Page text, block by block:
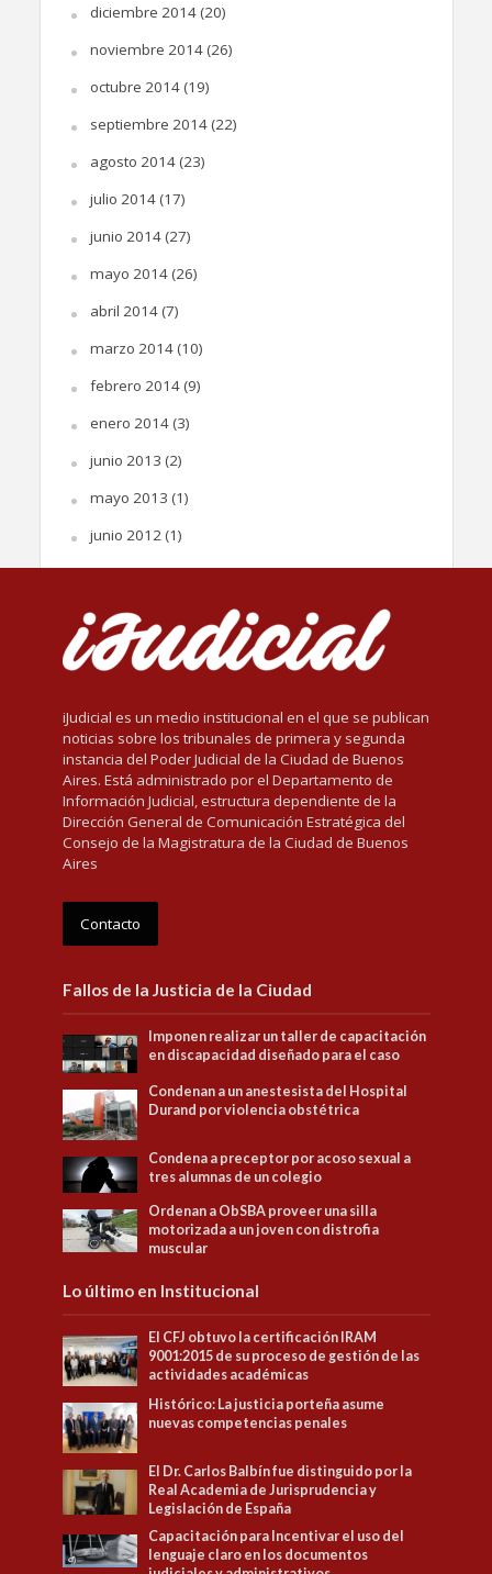
diciembre 2014(20)
noviembre 2014(26)
octubre 2014(19)
septiembre 2014(22)
agosto 2014(23)
julio 2014(17)
junio 2014(27)
mayo 2014(26)
abril 2014(7)
marzo 2014(10)
febrero 2014(9)
enero 2014(3)
junio 2013 (2)
mayo 2013 (1)
junio 2012(1)
iJudicial es un medio institucional en el que se publican
noticias sobre los tribunales de primera y segunda
instancia del Poder Judicial de la Ciudad de Buenos
Aires. Está administrado por el Departamento de
Información Judicial, estructura dependiente de la
Dirección General de Comunicación Estratégica del
Consejo de la Magistratura de la Ciudad de Buenos
Aires
Contacto
Fallos de la Justicia de la Ciudad
Imponen realizar un taller de capacitación
en discapacidad diseñado para el caso
Condenan a un anestesista del Hospital
Durand por violencia obstétrica
Condena a preceptor por acoso sexual a
tres alumnas de un colegio
Ordenan a ObSBA proveer una silla
motorizada a un joven con distrofia
muscular
Lo último en Institucional
El CFJ obtuvo la certificación IRAM
9001:2015 de su proceso de gestión de las
actividades académicas
Histórico: La justicia porteña asume
nuevas competencias penales
El Dr. Carlos Balbín fue distinguido por la
Real Academia de Jurisprudencia y
Legislación de España
Capacitación para Incentivar el uso del
lenguaje claro en los documentos